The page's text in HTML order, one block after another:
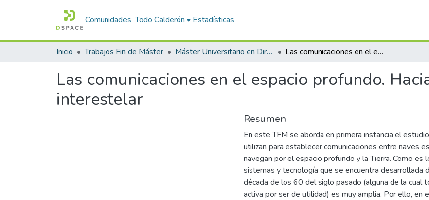
Comunidades Todo Calderón Estadísticas
Inicio Trabajos Fin de Máster Máster Universitario en Dirección TIC para la Defensa (MÁSTER DIRETIC). Curso 2022-23 Las comunicaciones en el espacio profundo. Hacia una Internet interestelar
Las comunicaciones en el espacio profundo.
interestelar
Resumen
En este TFM se aborda en primera instancia el
utilizan para establecer comunicaciones entre naves
navegan por el espacio profundo y la Tierra. Como es
sistemas y tecnología que se encuentra desarrollada
década de los 60 del siglo pasado (alguna de la cual
activa por ser de utilidad) es muy amplia. Por ello, en